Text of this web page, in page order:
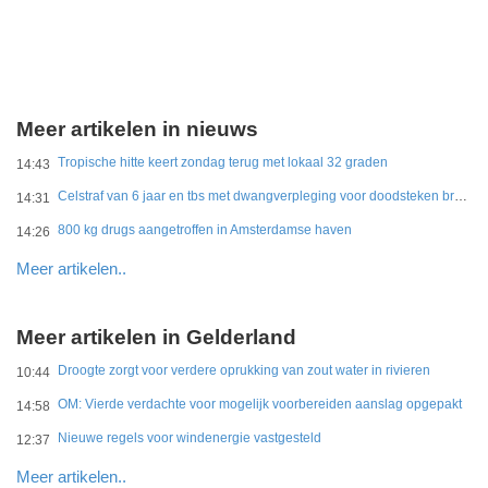
Meer artikelen in nieuws
14:43 Tropische hitte keert zondag terug met lokaal 32 graden
14:31 Celstraf van 6 jaar en tbs met dwangverpleging voor doodsteken broer in Gouda
14:26 800 kg drugs aangetroffen in Amsterdamse haven
Meer artikelen..
Meer artikelen in Gelderland
10:44 Droogte zorgt voor verdere oprukking van zout water in rivieren
14:58 OM: Vierde verdachte voor mogelijk voorbereiden aanslag opgepakt
12:37 Nieuwe regels voor windenergie vastgesteld
Meer artikelen..